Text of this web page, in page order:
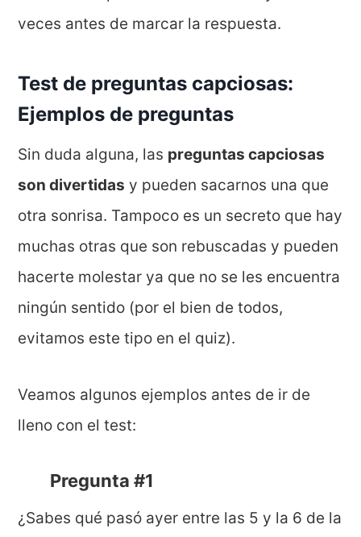
veces antes de marcar la respuesta.
Test de preguntas capciosas:
Ejemplos de preguntas
Sin duda alguna, las preguntas capciosas
son divertidas y pueden sacarnos una que
otra sonrisa. Tampoco es un secreto que hay
muchas otras que son rebuscadas y pueden
hacerte molestar ya que no se les encuentra
ningún sentido (por el bien de todos,
evitamos este tipo en el quiz).
Veamos algunos ejemplos antes de ir de
lleno con el test:
Pregunta #1
¿Sabes qué pasó ayer entre las 5 y la 6 de la